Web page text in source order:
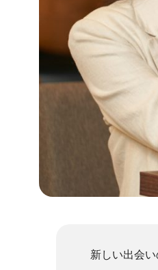
新しい出会